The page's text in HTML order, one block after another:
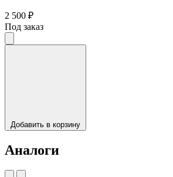
2 500 ₽
Под заказ
Добавить в корзину
Аналоги